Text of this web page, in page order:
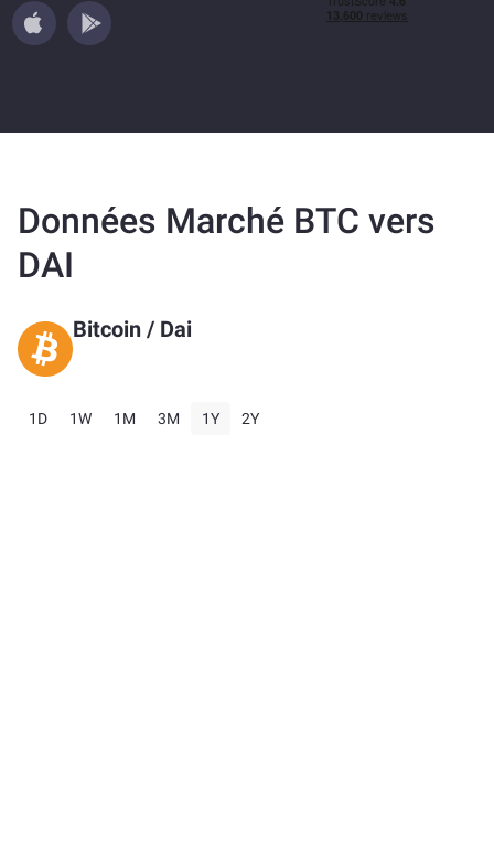
Données Marché BTC vers
DAI
Bitcoin / Dai
1D 1W 1M 3M 1Y 2Y